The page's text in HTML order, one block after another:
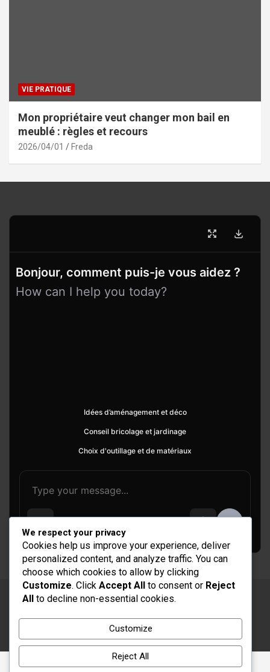
VIE PRATIQUE
Mon propriétaire veut changer mon bail en
meublé : règles et recours
2026/04/01 Freda
Bonjour, comment puis-je vous aidez ?
How can I help you today?
Idées d’aménagement et déco
Conseil bricolage et jardinage
Choix d'outillage et de matériaux
Copyright © 2026Rénovation et Décoration
Thème par :Theme Horse
Fièrement propulsé par :
We respect your privacy
Cookies help us improve your experience, deliver
personalized content, and analyze traffic. You can
choose which cookies to allow by clicking
Customize. Click Accept All to consent or Reject
All to decline non-essential cookies.
Customize
Reject All